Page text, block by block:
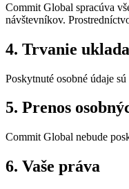
Commit Global spracúva
návštevníkov.
4. Trvanie
Poskytnuté osobné údaje
5. Prenos
Commit Global nebude
6. Vaše práva